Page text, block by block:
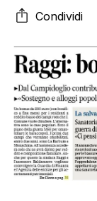
europei per
associazioni il
Condividi